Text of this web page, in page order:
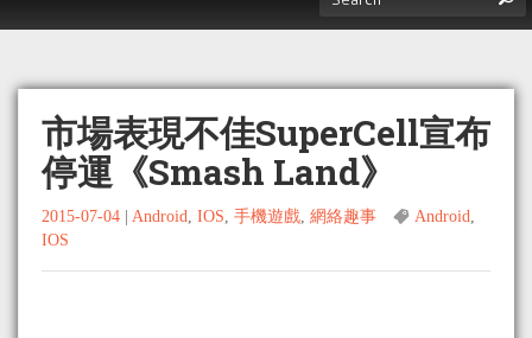
市場表現不佳SuperCell宣布
停運《Smash Land》
2015-07-04 Android, IOS, 手機遊戲, 網絡趣事 Android,
IOS